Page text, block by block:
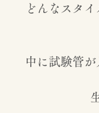
どんなスタ
中に試験管